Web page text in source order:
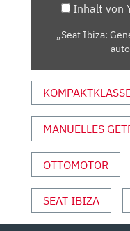
VORFAHRT
UND
SPORT“
YOUTUBE
ANZEIGEN
Inhalt von
„Seat Ibiza:
MANUELLES
OTTOMOTOR
SEAT IBIZA